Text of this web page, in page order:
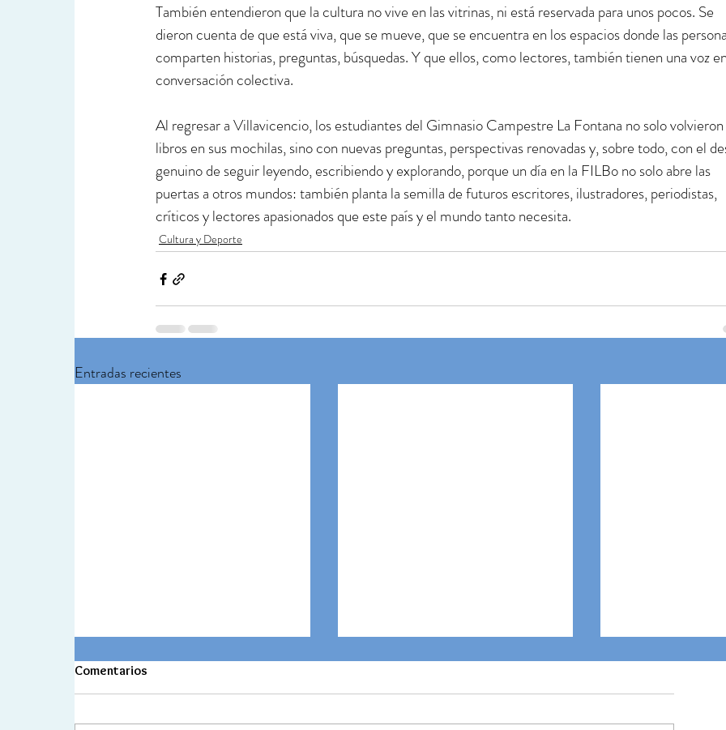
También entendieron que la cultura no vive en las vitrinas, ni está reservada para unos pocos. Se
dieron cuenta de que está viva, que se mueve, que se encuentra en los espacios donde las
comparten historias, preguntas, búsquedas. Y que ellos, como lectores, también tienen una voz
conversación colectiva.
Al regresar a Villavicencio, los estudiantes del Gimnasio Campestre La Fontana no solo
libros en sus mochilas, sino con nuevas preguntas, perspectivas renovadas y, sobre todo, con el
genuino de seguir leyendo, escribiendo y explorando, porque un día en la FILBo no solo abre las
puertas a otros mundos: también planta la semilla de futuros escritores, ilustradores, periodistas,
críticos y lectores apasionados que este país y el mundo tanto necesita.
Cultura y Deporte
Entradas recientes
Comentarios